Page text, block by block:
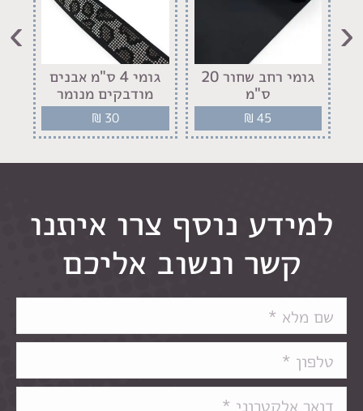
גומי רחב שחור 20
ס"מ
₪ 45
גומי 4 ס"מ אבנים
מודבקים מנומר
₪ 30
‹
›
למידע נוסף צרו איתנו
קשר ונשוב אליכם